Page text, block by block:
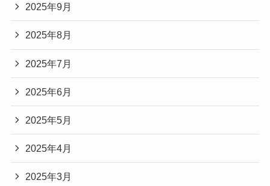
2025年9月
2025年8月
2025年7月
2025年6月
2025年5月
2025年4月
2025年3月